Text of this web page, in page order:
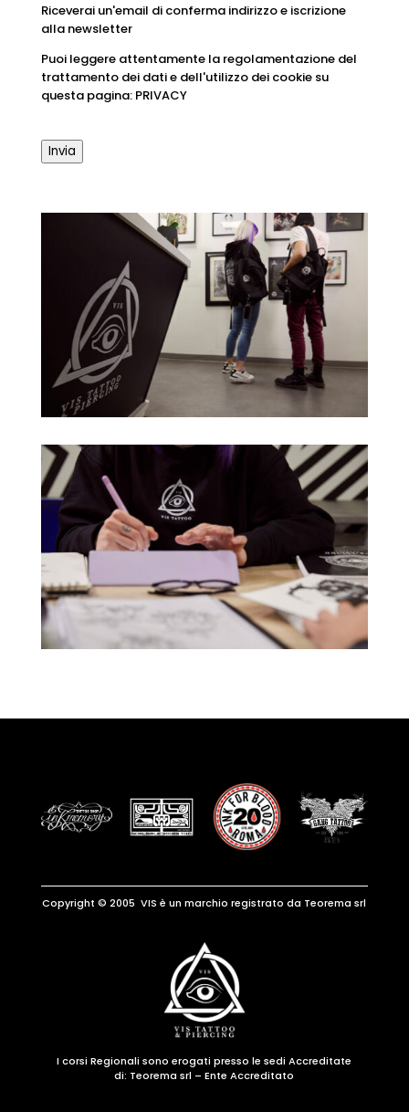
Riceverai un'email di conferma indirizzo e iscrizione
alla newsletter
Puoi leggere attentamente la regolamentazione del
trattamento dei dati e dell'utilizzo dei cookie su
questa pagina: PRIVACY
Invia
Copyright © 2005 VIS è un marchio registrato da Teorema srl
I corsi Regionali sono erogati presso le sedi Accreditate
di: Teorema srl – Ente Accreditato